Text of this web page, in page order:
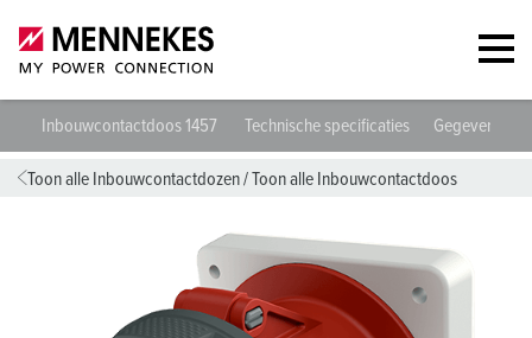
Inbouwcontactdoos 1457 Technische specificaties
Toon alle Inbouwcontactdozen/Toon alle Inbouwcontactdoos